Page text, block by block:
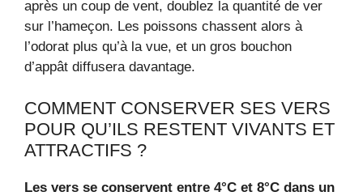
après un coup de vent, doublez la quantité de ver
sur l’hameçon. Les poissons chassent alors à
l’odorat plus qu’à la vue, et un gros bouchon
d’appât diffusera davantage.
COMMENT CONSERVER SES VERS
POUR QU’ILS RESTENT VIVANTS ET
ATTRACTIFS ?
Les vers se conservent entre 4°C et 8°C dans un